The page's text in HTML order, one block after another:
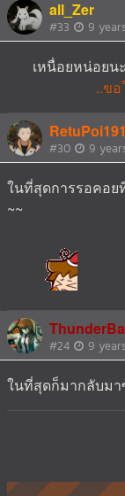
all_Zer
#33 9
เหนื่อยหน่อยน
..ข
#30 9
ในที่สุดการรอคอย
~~
#24 9
ในที่สุดก็มากลับมา